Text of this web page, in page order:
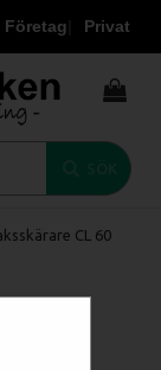
Företag Privat
CL 60